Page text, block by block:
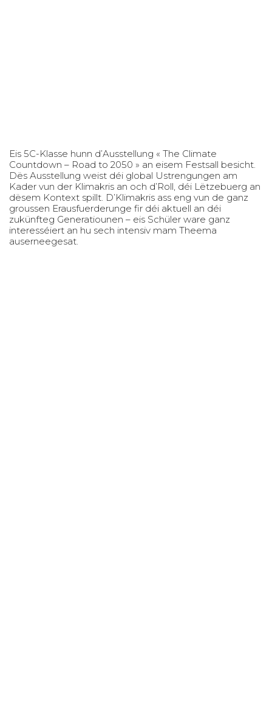
Eis 5C-Klasse hunn d’Ausstellung « The Climate
Countdown – Road to 2050 » an eisem Festsall besicht.
Dës Ausstellung weist déi global Ustrengungen am
Kader vun der Klimakris an och d’Roll, déi Lëtzebuerg an
dësem Kontext spillt. D’Klimakris ass eng vun de ganz
groussen Erausfuerderunge fir déi aktuell an déi
zukünfteg Generatiounen – eis Schüler ware ganz
interesséiert an hu sech intensiv mam Theema
auserneegesat.